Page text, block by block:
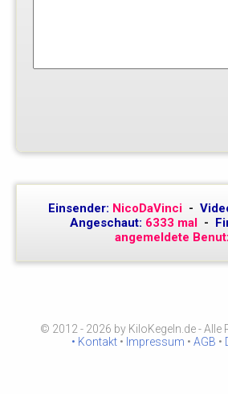
Einsender: NicoDaVinci -
Angeschaut: 6333 mal -
angemeldete
© 2012 - 2026 by KiloKegeln.de - Alle
• Kontakt • Impressum • AGB •